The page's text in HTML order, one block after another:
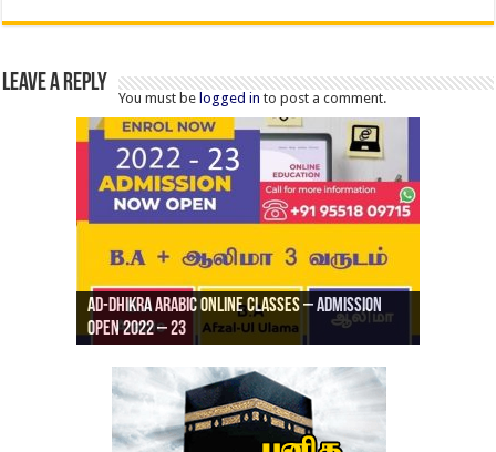
Leave a Reply
You must belogged in to post a comment.
Ad-Dhikra Arabic Online Classes – Admission
Open 2022 – 23
Ad-Dhikra Arabic Online Classes – BA Arabic
AD DHIKRA ARABIC COLLEGE ADMISSION
ரியாத் ஜும்ஆ தமிழாக்கம், Jamia Al Hajiri
Masjid (Kuwait Masjid), Malaz, Riyadh